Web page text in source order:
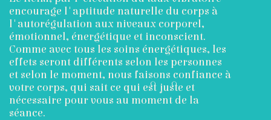
encourage l'aptitude naturelle du corps à
l'autorégulation aux niveaux corporel,
émotionnel, énergétique et inconscient.
Comme avec tous les soins énergétiques, les
effets seront différents selon les personnes
et selon le moment, nous faisons confiance à
votre corps, qui sait ce qui est juste et
nécessaire pour vous au moment de la
séance.